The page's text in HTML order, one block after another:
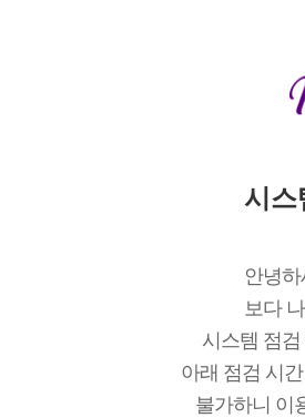
시스
안녕
보다
시스템 점
아래 점검 시
불가하니 이